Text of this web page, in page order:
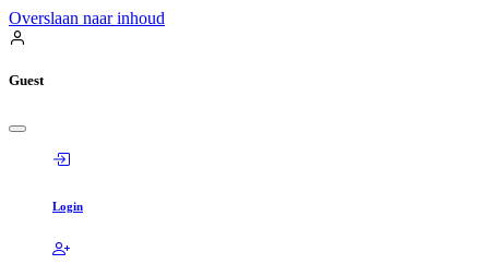
Overslaan naar inhoud
Guest
Login